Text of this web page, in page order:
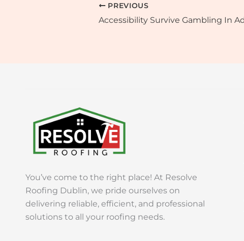
PREVIOUS
You’ve come to the right place! At Resolve
Roofing Dublin, we pride ourselves on
delivering reliable, efficient, and professional
solutions to all your roofing needs.